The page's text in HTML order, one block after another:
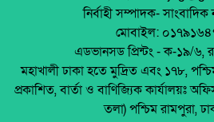
মোটর শ্রমিক
শ্রমিকদের মাঝে
বিক্ষোভ
মালয়েশিয়ায়
২৪ অবৈধ অভিবাসী
থাইল্যান্ডে রিসোর্ট থেকে
নির্বাহী সম্পাদক-
মোবাইল:
এডভানসড প্রিন্টং - ক-১৯/৬,
মহাখালী ঢাকা হতে মুদ্রিত এবং ১৭৮,
প্রকাশিত, বার্তা ও বাণিজ্যিক কার্যালয়ঃ
তলা) পশ্চিম রামপুরা,